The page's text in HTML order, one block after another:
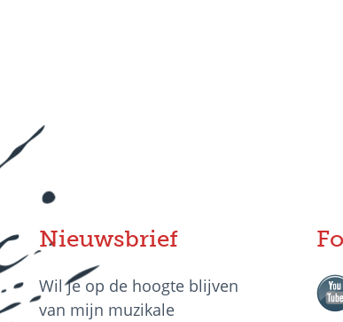
Nieuwsbrief
Wil je op de hoogte blijven
van mijn muzikale